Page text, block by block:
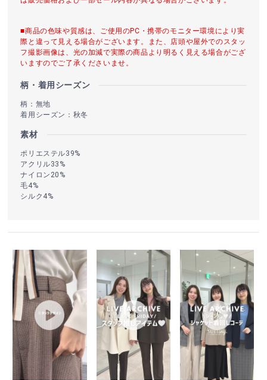
■商品の色味や質感は、ご使用のPC・携帯のモニター環境により実
際と違って見える場合がございます。また、店頭や屋外でのスタッ
フ撮影画像は、光の加減で実際の商品より明るく見える場合がござ
いますのでご了承くださいませ。
柄・着用シーズン
柄：無地
着用シーズン：秋冬
素材
ポリエステル39%
アクリル33%
ナイロン20%
毛4%
シルク4%